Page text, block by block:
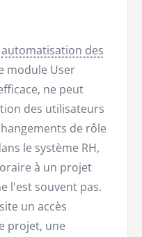
automatisation des
module User
ne peut
des utilisateurs
de rôle
le système RH,
à un projet
l'est souvent pas.
un accès
projet, une